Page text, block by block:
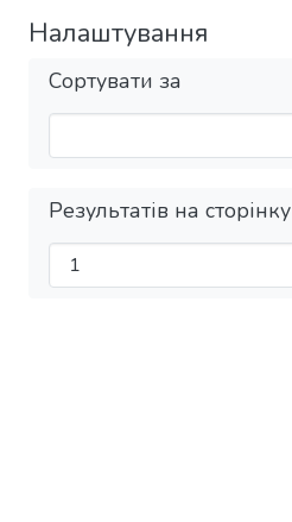
Налаштування
Сортувати за
Результатів на сторінку